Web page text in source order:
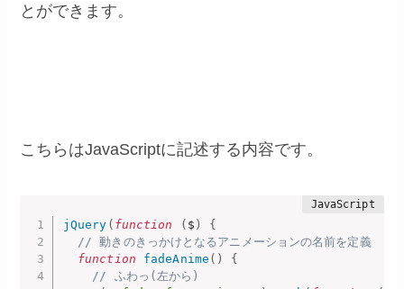
とができます。
こちらはJavaScriptに記述する内容です。
jQuery ( function ( $ )
{
// 動きのきっかけとなるアニメーションの名前を定義
function
fadeAnime ( )
{
// ふわっ(左から)